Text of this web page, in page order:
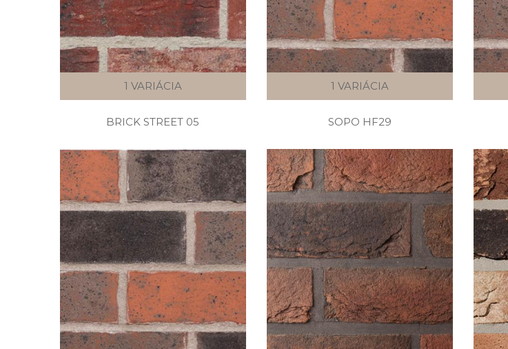
1 VARIÁCIA
BRICK STREET 05
1 VARIÁCIA
SOPO HF29